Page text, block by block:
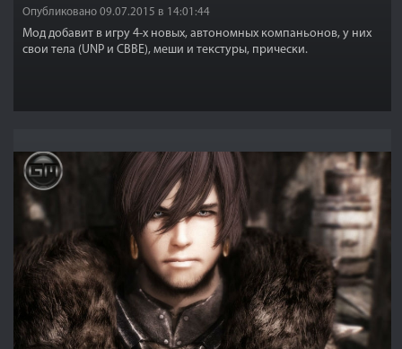
Опубликовано 09.07.2015 в 14:01:44
Мод добавит в игру 4-х новых, автономных компаньонов, у них
свои тела (UNP и CBBE), меши и текстуры, прически.